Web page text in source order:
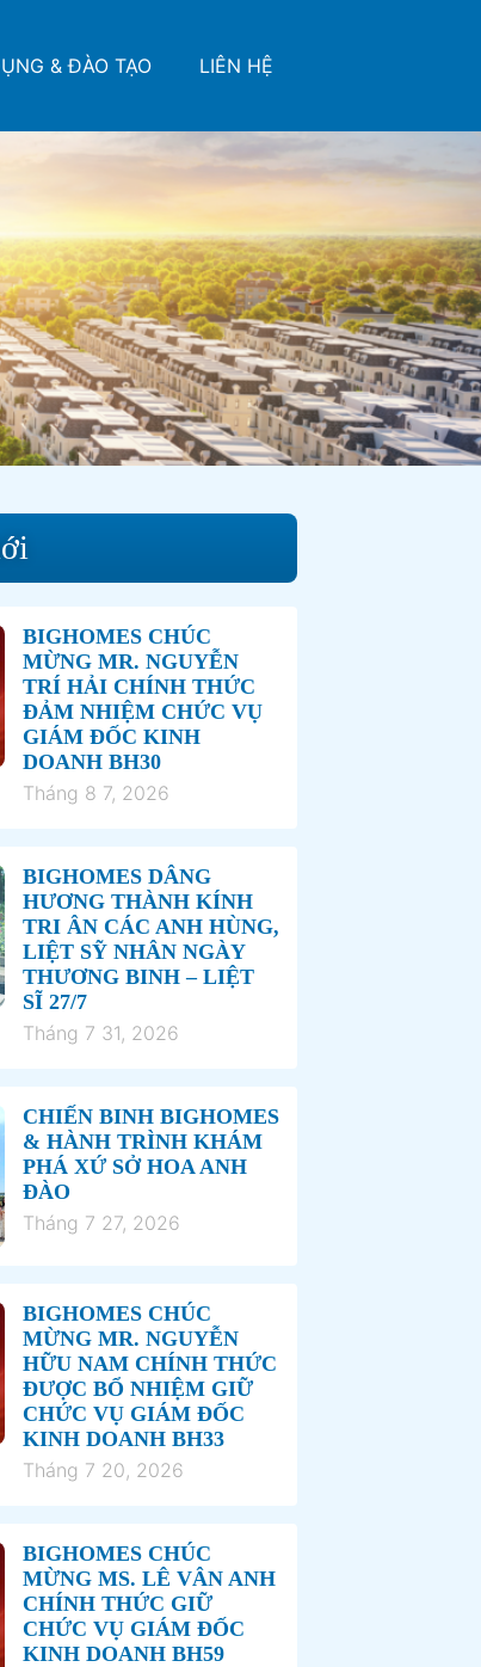
& ĐÀO TẠO LIÊN HỆ
BIGHOMES CHÚC
MỪNG MR. NGUYỄN
TRÍ HẢI CHÍNH THỨC
ĐẢM NHIỆM CHỨC VỤ
GIÁM ĐỐC KINH
DOANH BH30
Tháng 8 7, 2026
BIGHOMES DÂNG
HƯƠNG THÀNH KÍNH
TRI ÂN CÁC ANH HÙNG,
LIỆT SỸ NHÂN NGÀY
THƯƠNG BINH – LIỆT
SĨ 27/7
Tháng 7 31, 2026
CHIẾN BINH BIGHOMES
& HÀNH TRÌNH KHÁM
PHÁ XỨ SỞ HOA ANH
ĐÀO
Tháng 7 27, 2026
BIGHOMES CHÚC
MỪNG MR. NGUYỄN
HỮU NAM CHÍNH THỨC
ĐƯỢC BỔ NHIỆM GIỮ
CHỨC VỤ GIÁM ĐỐC
KINH DOANH BH33
Tháng 7 20, 2026
BIGHOMES CHÚC
MỪNG MS. LÊ VÂN ANH
CHÍNH THỨC GIỮ
CHỨC VỤ GIÁM ĐỐC
KINH DOANH BH59